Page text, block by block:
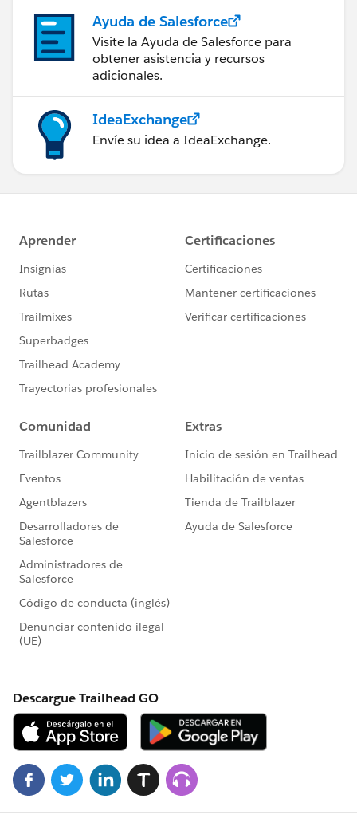
Ayuda de Salesforce
Visite la Ayuda de Salesforce para
obtener asistencia y recursos
adicionales.
IdeaExchange
Envíe su idea a IdeaExchange.